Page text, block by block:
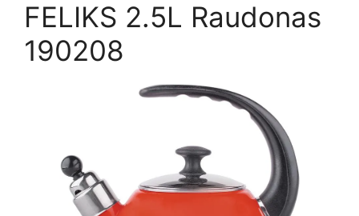
FELIKS 2.5L Raudonas
190208